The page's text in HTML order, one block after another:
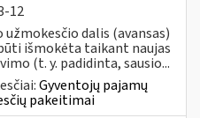
12
dalis (avansas)
išmokėta taikant naujas
(t. y. padidinta, sausio...
Gyventojų pajamų
pakeitimai